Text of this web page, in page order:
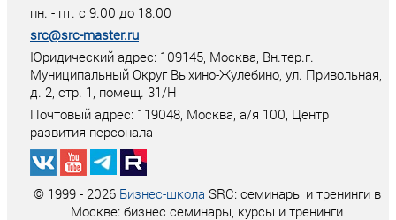
пн. - пт. с 9.00 до 18.00
src@src-master.ru
Юридический адрес: 109145, Москва, Вн.тер.г.
Муниципальный Округ Выхино-Жулебино, ул. Привольная,
д. 2, стр. 1, помещ. 31/Н
Почтовый адрес: 119048, Москва, а/я 100, Центр
развития персонала
© 1999 - 2026 Бизнес-школа SRC: семинары и тренинги в
Москве: бизнес семинары, курсы и тренинги